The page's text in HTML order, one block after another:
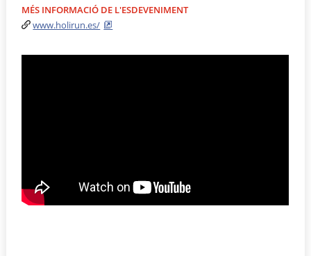
MÉS INFORMACIÓ DE L'ESDEVENIMENT
www.holirun.es/